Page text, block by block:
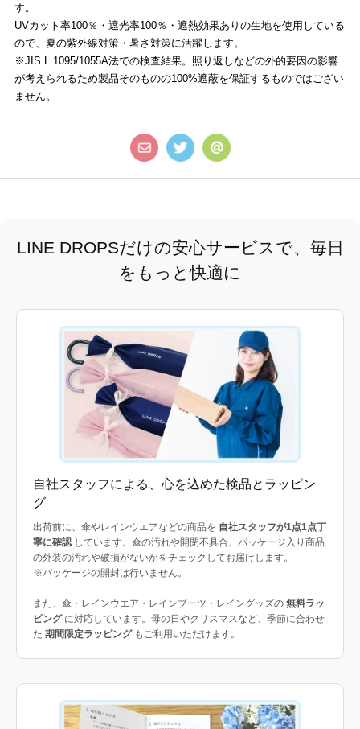
す。
UVカット率100％・遮光率100％・遮熱効果ありの生地を使用している
ので、夏の紫外線対策・暑さ対策に活躍します。
※JIS L 1095/1055A法での検査結果。照り返しなどの外的要因の影響
が考えられるため製品そのものの100%遮蔽を保証するものではござい
ません。
LINE DROPSだけの安心サービスで、毎日
をもっと快適に
自社スタッフによる、心を込めた検品とラッピン
グ
出荷前に、傘やレインウエアなどの商品を 自社スタッフが1点1点丁
寧に確認しています。傘の汚れや開閉不具合、パッケージ入り商品
の外装の汚れや破損がないかをチェックしてお届けします。
※パッケージの開封は行いません。
また、傘・レインウエア・レインブーツ・レイングッズの 無料ラッ
ピングに対応しています。母の日やクリスマスなど、季節に合わせ
た 期間限定ラッピングもご利用いただけます。